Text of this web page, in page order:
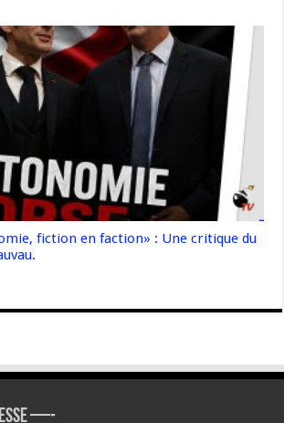
fiction en faction» : Une critique du
—-